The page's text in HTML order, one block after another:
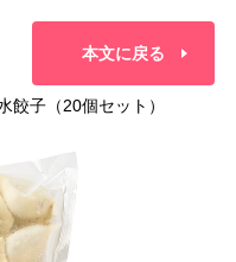
本文に戻る
餃子（20個セット）